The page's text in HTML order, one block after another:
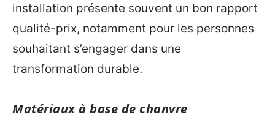
installation présente souvent un bon rapport
qualité-prix, notamment pour les personnes
souhaitant s’engager dans une
transformation durable.
Matériaux à base de chanvre